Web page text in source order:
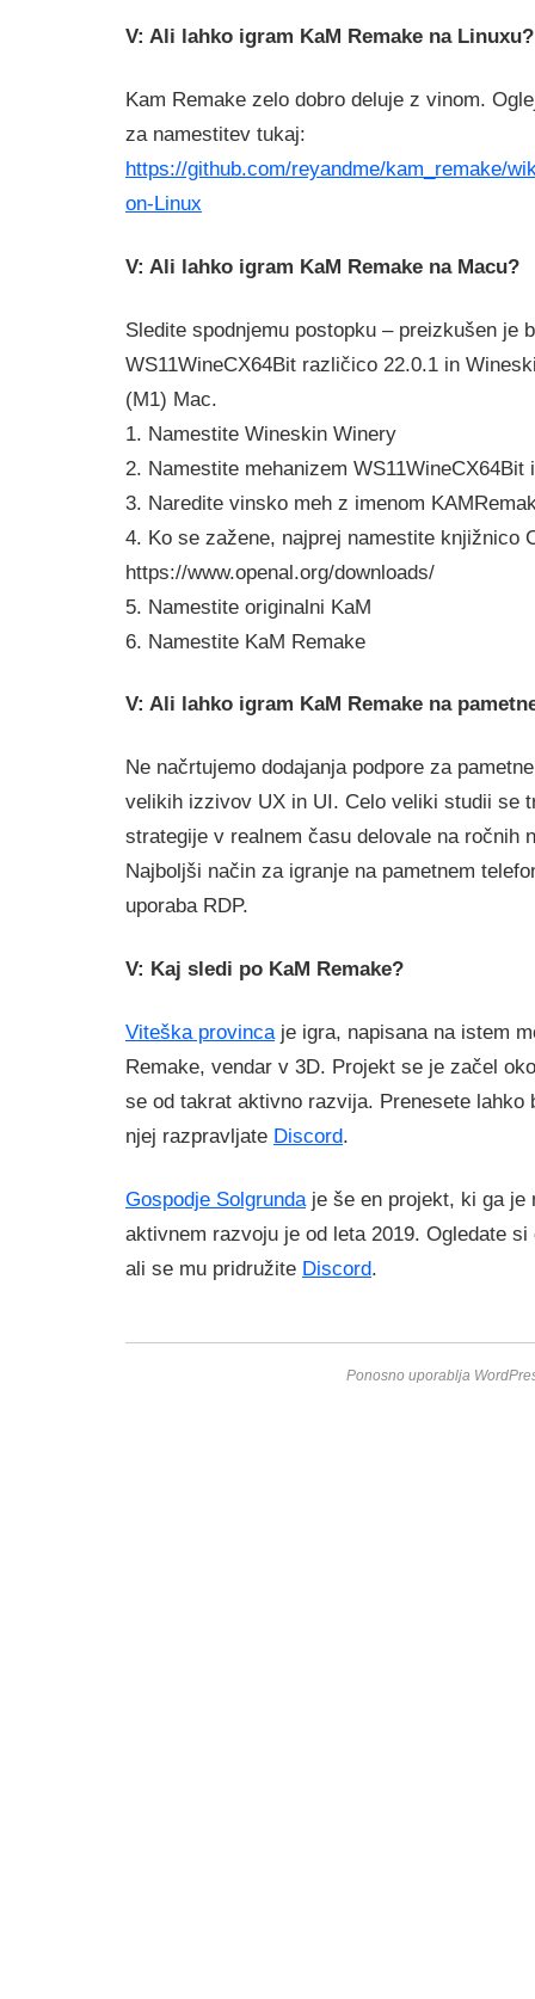
V: Ali lahko igram KaM Remake na Linuxu?
Kam Remake zelo dobro deluje z vinom.
za namestitev tukaj:
https://github.com/reyandme/kam_remake/
on-Linux
V: Ali lahko igram KaM Remake na Macu?
Sledite spodnjemu postopku – preizkušen je
WS11WineCX64Bit različico 22.0.1 in
(M1) Mac.
1. Namestite Wineskin Winery
2. Namestite mehanizem WS11WineCX64Bit
3. Naredite vinsko meh z imenom
4. Ko se zažene, najprej namestite knjižnico
https://www.openal.org/downloads/
5. Namestite originalni KaM
6. Namestite KaM Remake
V: Ali lahko igram KaM Remake na
Ne načrtujemo dodajanja podpore za
velikih izzivov UX in UI. Celo veliki studii se
strategije v realnem času delovale na ročnih
Najboljši način za igranje na pametnem
uporaba RDP.
V: Kaj sledi po KaM Remake?
Viteška provinca je igra, napisana na istem
Remake, vendar v 3D. Projekt se je začel
se od takrat aktivno razvija. Prenesete lahko
njej razpravljate Discord.
Gospodje Solgrunda je še en projekt, ki ga je
aktivnem razvoju je od leta 2019. Ogledate
ali se mu pridružite Discord.
Ponosno uporablja